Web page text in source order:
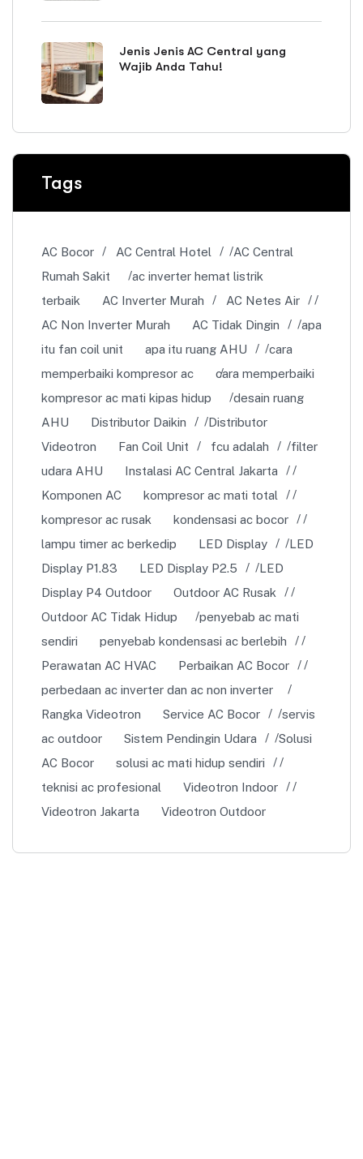
Jenis Jenis AC Central yang
Wajib Anda Tahu!
Tags
AC Bocor AC Central Hotel
AC Central
Rumah Sakit
ac inverter hemat listrik
terbaik
AC Inverter Murah
AC Netes Air
AC Non Inverter Murah
AC Tidak Dingin
apa
itu fan coil unit
apa itu ruang AHU
cara
memperbaiki kompresor ac
cara memperbaiki
kompresor ac mati kipas hidup
desain ruang
AHU
Distributor Daikin
Distributor
Videotron
Fan Coil Unit fcu adalah
filter
udara AHU
Instalasi AC Central Jakarta
Komponen AC
kompresor ac mati total
kompresor ac rusak
kondensasi ac bocor
lampu timer ac berkedip
LED Display
LED
Display P1.83
LED Display P2.5
LED
Display P4 Outdoor
Outdoor AC Rusak
Outdoor AC Tidak Hidup
penyebab ac mati
sendiri
penyebab kondensasi ac berlebih
Perawatan AC HVAC
Perbaikan AC Bocor
perbedaan ac inverter dan ac non inverter
Rangka Videotron
Service AC Bocor
servis
ac outdoor
Sistem Pendingin Udara
Solusi
AC Bocor
solusi ac mati hidup sendiri
teknisi ac profesional
Videotron Indoor
Videotron Jakarta
Videotron Outdoor